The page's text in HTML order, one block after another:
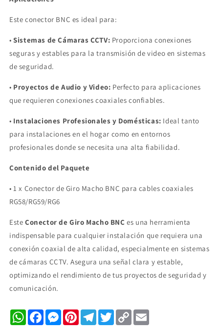
Este conector BNC es ideal para:
• Sistemas de Cámaras CCTV: Proporciona conexiones
seguras y estables para la transmisión de video en sistemas
de seguridad.
• Proyectos de Audio y Video: Perfecto para aplicaciones
que requieren conexiones coaxiales confiables.
• Instalaciones Profesionales y Domésticas: Ideal tanto
para instalaciones en el hogar como en entornos
profesionales donde se necesita una alta fiabilidad.
Contenido del Paquete
• 1 x Conector de Giro Macho BNC para cables coaxiales
RG58/RG59/RG6
Este Conector de Giro Macho BNC es una herramienta
indispensable para cualquier instalación que requiera una
conexión coaxial de alta calidad, especialmente en sistemas
de cámaras CCTV. Asegura una señal clara y estable,
optimizando el rendimiento de tus proyectos de seguridad y
comunicación.
WhatsAppFacebookMessenger
PinterestTelegramTwitterCopy
Link